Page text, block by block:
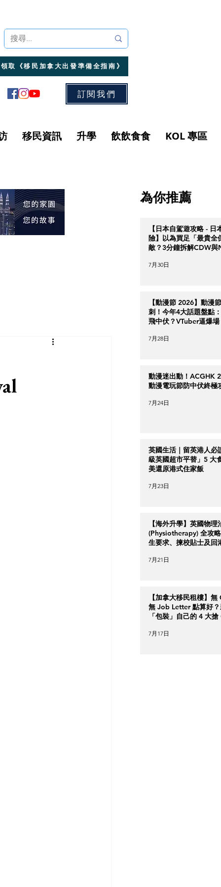
領取《移民加拿大出發準備全指南》
訂閱我們
移民資訊 升學 飲飲食食 KOL 專區
為你推薦
【日本自駕遊攻略 - 日
險】以為買足「最貴全
敵？3分鐘拆解CDW與
7月30日
【動漫節 2026】動漫
刺！今年4大話題盤點
飛中伏？VTuber逼爆場
7月28日
動漫迷出動！ACGHK
動漫電玩節防中伏終極
7月24日
英國生活｜留英港人必
級英國超市平替」5 大
美還原港式住家飯
7月23日
【海外升學】英國物理
(Physiotherapy) 全攻
生要求、揀校貼士及回
7月21日
【加拿大移民租樓】
無 Job Letter 點算好
「包裝」自己的 4 大
7月17日